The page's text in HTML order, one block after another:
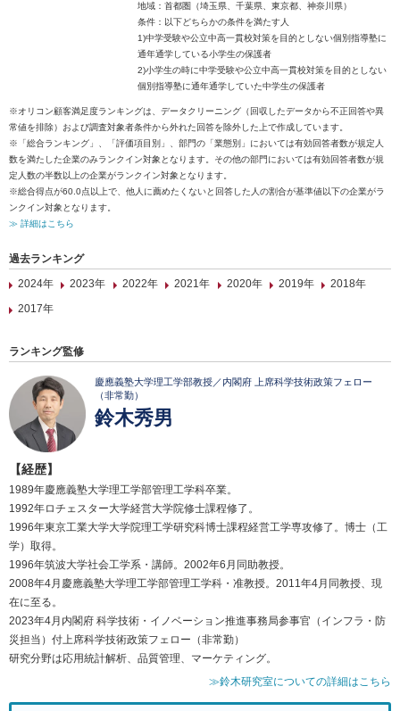
地域：首都圏（埼玉県、千葉県、東京都、神奈川県）
条件：以下どちらかの条件を満たす人
1)中学受験や公立中高一貫校対策を目的としない個別指導塾に
通年通学している小学生の保護者
2)小学生の時に中学受験や公立中高一貫校対策を目的としない
個別指導塾に通年通学していた中学生の保護者
※オリコン顧客満足度ランキングは、データクリーニング（回収したデータから不正回答や異
常値を排除）および調査対象者条件から外れた回答を除外した上で作成しています。
※「総合ランキング」、「評価項目別」、部門の「業態別」においては有効回答者数が規定人
数を満たした企業のみランクイン対象となります。その他の部門においては有効回答者数が規
定人数の半数以上の企業がランクイン対象となります。
※総合得点が60.0点以上で、他人に薦めたくないと回答した人の割合が基準値以下の企業がラ
ンクイン対象となります。
≫ 詳細はこちら
過去ランキング
2024年
2023年 2022年 2021年 2020年 2019年
2018年
2017年
ランキング監修
慶應義塾大学理工学部教授／内閣府 上席科学技術政策フェロー
（非常勤）
鈴木秀男
【経歴】
1989年慶應義塾大学理工学部管理工学科卒業。
1992年ロチェスター大学経営大学院修士課程修了。
1996年東京工業大学大学院理工学研究科博士課程経営工学専攻修了。博士（工
学）取得。
1996年筑波大学社会工学系・講師。2002年6月同助教授。
2008年4月慶應義塾大学理工学部管理工学科・准教授。2011年4月同教授、現
在に至る。
2023年4月内閣府 科学技術・イノベーション推進事務局参事官（インフラ・防
災担当）付上席科学技術政策フェロー（非常勤）
研究分野は応用統計解析、品質管理、マーケティング。
≫鈴木研究室についての詳細はこちら